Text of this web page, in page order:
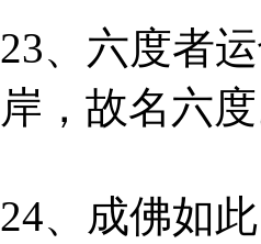
23、六度者
岸，故名六度
24、成佛如